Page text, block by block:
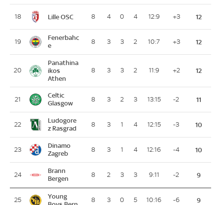
18 Lille OSC 8 4 0 4 12:9 +3 12
19
Fenerbahc
e
8 3 3 2 10:7 +3 12
20
Panathina
ikos
Athen
8 3 3 2 11:9 +2 12
21
Celtic
Glasgow
8 3 2 3 13:15 -2 11
22
Ludogore
z Rasgrad
8 3 1 4 12:15 -3 10
23
Dinamo
Zagreb
8 3 1 4 12:16 -4 10
24
Brann
Bergen
8 2 3 3 9:11 -2 9
25
Young
8 3 0 5 10:16 -6 9